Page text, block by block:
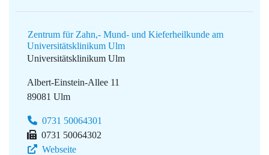
Zentrum für Zahn,- Mund- und Kieferheilkunde am
Universitätsklinikum Ulm
Universitätsklinikum Ulm
Albert-Einstein-Allee 11
89081 Ulm
0731 50064301
0731 50064302
Webseite